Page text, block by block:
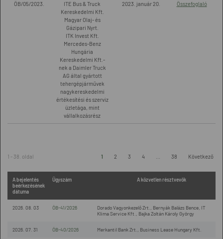
ÖB/05/2023.
ITE Bus & Truck
Kereskedelmi Kft.
Magyar Olaj- és
Gázipari Nyrt.
ITK Invest Kft.
Mercedes-Benz
Hungária
Kereskedelmi Kft.-
nek a Daimler Truck
AG által gyártott
tehergépjárművek
nagykereskedelmi
értékesítési és szerviz
üzletága, mint
vállalkozásrész
2023. január 20. Összefoglaló
1 - 38. oldal 1 2 3 4 38 Következő
A bejelentés
beérkezésének
dátuma
Ügyszám A közvetlen résztvevők
2026. 08. 03 ÖB-41/2026
Dorado Vagyonkezelő Zrt., Bernyák Balázs Bence, IT
Klima Service Kft., Bajka Zoltán Károly György
2026. 07. 31 ÖB-40/2026 Merkantil Bank Zrt., Business Lease Hungary Kft.